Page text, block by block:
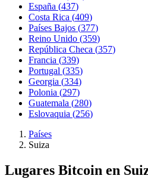
España (437)
Costa Rica (409)
Países Bajos (377)
Reino Unido (359)
República Checa (357)
Francia (339)
Portugal (335)
Georgia (334)
Polonia (297)
Guatemala (280)
Eslovaquia (256)
Países
Suiza
Lugares Bitcoin en